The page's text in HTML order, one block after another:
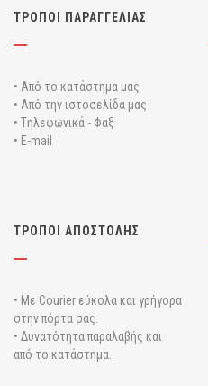
ΤΡΟΠΟΙ ΠΑΡΑΓΓΕΛΙΑΣ
• Από το κατάστημα μας
• Από την ιστοσελίδα μας
• Tηλεφωνικά - Φαξ
• E-mail
ΤΡΟΠΟΙ ΑΠΟΣΤΟΛΗΣ
• Με Courier εύκολα και γρήγορα
στην πόρτα σας.
• Δυνατότητα παραλαβής και
από το κατάστημα.